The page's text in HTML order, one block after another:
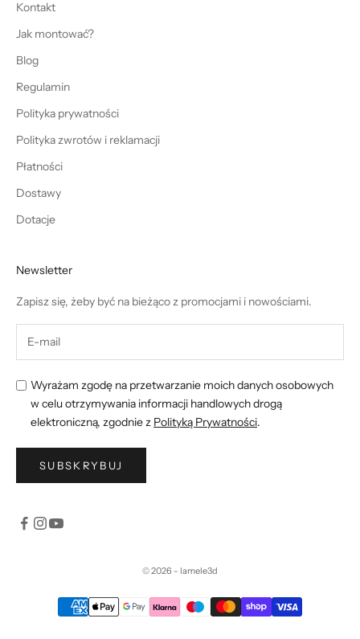
Kontakt
Jak montować?
Blog
Regulamin
Polityka prywatności
Polityka zwrotów i reklamacji
Płatności
Dostawy
Dotacje
Newsletter
Zapisz się, żeby być na bieżąco z promocjami i nowościami.
Wyrażam zgodę na przetwarzanie moich danych osobowych
w celu otrzymywania informacji handlowych drogą
elektroniczną, zgodnie z Polityką Prywatności.
SUBSKRYBUJ
© 2026 - lamele3d